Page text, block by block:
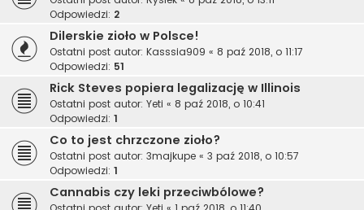
Odpowiedzi: 2
Dilerskie zioło w Polsce!
Ostatni post autor: Kasssia909 « 8 paź 2018, o 11:17
Odpowiedzi: 51
Rick Steves popiera legalizację w Illinois
Ostatni post autor: Yeti « 8 paź 2018, o 10:41
Odpowiedzi: 1
Co to jest chrzczone zioło?
Ostatni post autor: 3majkupe « 3 paź 2018, o 10:57
Odpowiedzi: 1
Cannabis czy leki przeciwbólowe?